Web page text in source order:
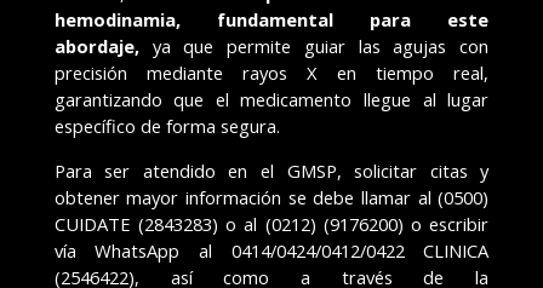
hemodinamia, fundamental para este
abordaje, ya que permite guiar las agujas con
precisión mediante rayos X en tiempo real,
garantizando que el medicamento llegue al lugar
específico de forma segura.
Para ser atendido en el GMSP, solicitar citas y
obtener mayor información se debe llamar al (0500)
CUIDATE (2843283) o al (0212) (9176200) o escribir
vía WhatsApp al 0414/0424/0412/0422 CLINICA
(2546422), así como a través de la